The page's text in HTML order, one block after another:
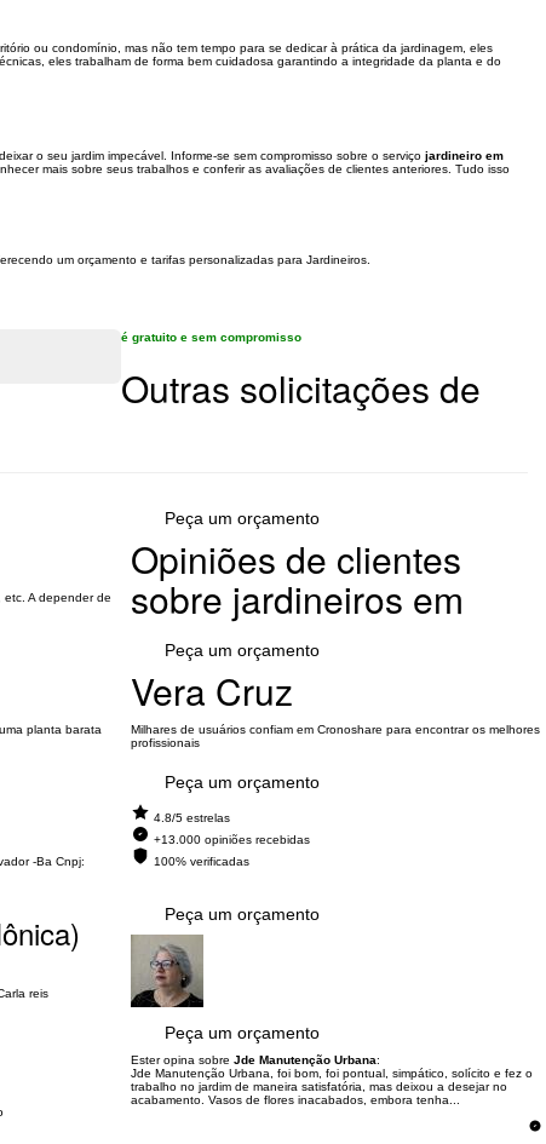
ou condomínio, mas não tem tempo para se dedicar à prática da jardinagem, eles
eles trabalham de forma bem cuidadosa garantindo a integridade da planta e do
o seu jardim impecável. Informe-se sem compromisso sobre o serviço jardineiro em
mais sobre seus trabalhos e conferir as avaliações de clientes anteriores. Tudo isso
um orçamento e tarifas personalizadas para Jardineiros.
é gratuito e sem compromisso
Outras solicitações de
A depender de
Peça um orçamento
planta barata
Peça um orçamento
-Ba Cnpj:
Peça um orçamento
reis
Peça um orçamento
Peça um orçamento
Opiniões de clientes
sobre jardineiros em
Vera Cruz
Milhares de usuários confiam em Cronoshare para encontrar os melhores
profissionais
4.8/5 estrelas
+13.000 opiniões recebidas
100% verificadas
Ester opina sobre Jde Manutenção Urbana:
Jde Manutenção Urbana, foi bom, foi pontual, simpático, solícito e fez o
trabalho no jardim de maneira satisfatória, mas deixou a desejar no
acabamento. Vasos de flores inacabados, embora tenha...